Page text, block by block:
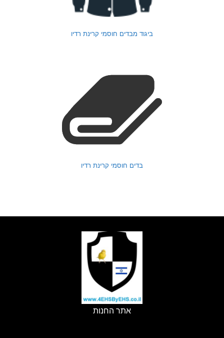
ביגוד מבדים חוסמי קרינת רדיו
בדים חוסמי קרינת רדיו
אתר החנות